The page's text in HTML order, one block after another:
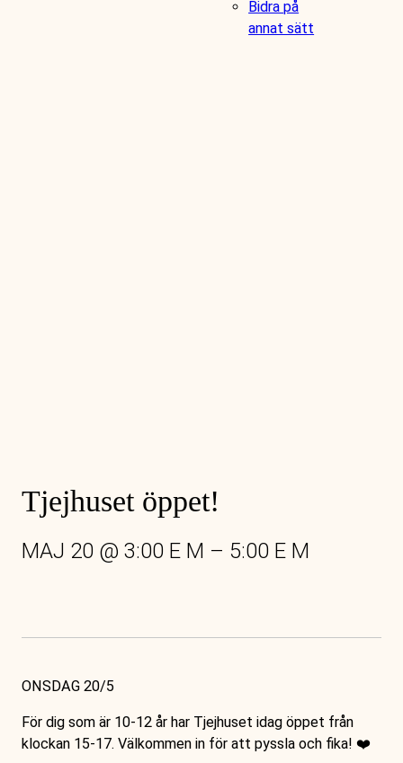
Bidra på
annat sätt
Tjejhuset öppet!
MAJ 20 @3:00 E M – 5:00 E M
ONSDAG 20/5
För dig som är 10-12 år har Tjejhuset idag öppet från
klockan 15-17. Välkommen in för att pyssla och fika! ❤️